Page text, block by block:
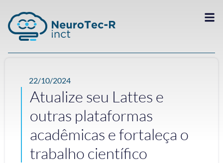
22/10/2024
Atualize seu Lattes e
outras plataformas
acadêmicas e fortaleça o
trabalho científico